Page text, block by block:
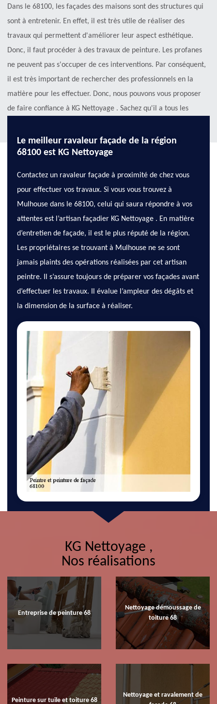
Dans le 68100, les façades des maisons sont des structures qui
sont à entretenir. En effet, il est très utile de réaliser des
travaux qui permettent d'améliorer leur aspect esthétique.
Donc, il faut procéder à des travaux de peinture. Les profanes
ne peuvent pas s'occuper de ces interventions. Par conséquent,
il est très important de rechercher des professionnels en la
matière pour les effectuer. Donc, nous pouvons vous proposer
de faire confiance à KG Nettoyage . Sachez qu'il a tous les
Le meilleur ravaleur façade de la région
68100 est KG Nettoyage
Contactez un ravaleur façade à proximité de chez vous
pour effectuer vos travaux. Si vous vous trouvez à
Mulhouse dans le 68100, celui qui saura répondre à vos
attentes est l’artisan façadier KG Nettoyage . En matière
d’entretien de façade, il est le plus réputé de la région.
Les propriétaires se trouvant à Mulhouse ne se sont
jamais plaints des opérations réalisées par cet artisan
peintre. Il s’assure toujours de préparer vos façades avant
d’effectuer les travaux. Il évalue l’ampleur des dégâts et
la dimension de la surface à réaliser.
KG Nettoyage ,
Nos réalisations
Entreprise de peinture 68
Nettoyage démoussage de
toiture 68
Peinture sur tuile et toiture 68
Nettoyage et ravalement de